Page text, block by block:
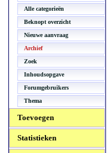
Alle categorieën
Beknopt overzicht
Nieuwe aanvraag
Archief
Zoek
Inhoudsopgave
Forumgebruikers
Thema
Toevoegen
Statistieken